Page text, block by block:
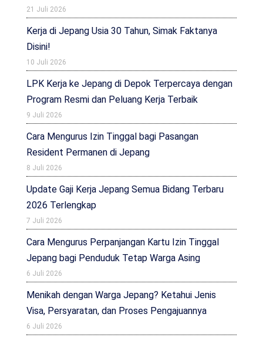
21 Juli 2026
Kerja di Jepang Usia 30 Tahun, Simak Faktanya
Disini!
10 Juli 2026
LPK Kerja ke Jepang di Depok Terpercaya dengan
Program Resmi dan Peluang Kerja Terbaik
9 Juli 2026
Cara Mengurus Izin Tinggal bagi Pasangan
Resident Permanen di Jepang
8 Juli 2026
Update Gaji Kerja Jepang Semua Bidang Terbaru
2026 Terlengkap
7 Juli 2026
Cara Mengurus Perpanjangan Kartu Izin Tinggal
Jepang bagi Penduduk Tetap Warga Asing
6 Juli 2026
Menikah dengan Warga Jepang? Ketahui Jenis
Visa, Persyaratan, dan Proses Pengajuannya
6 Juli 2026